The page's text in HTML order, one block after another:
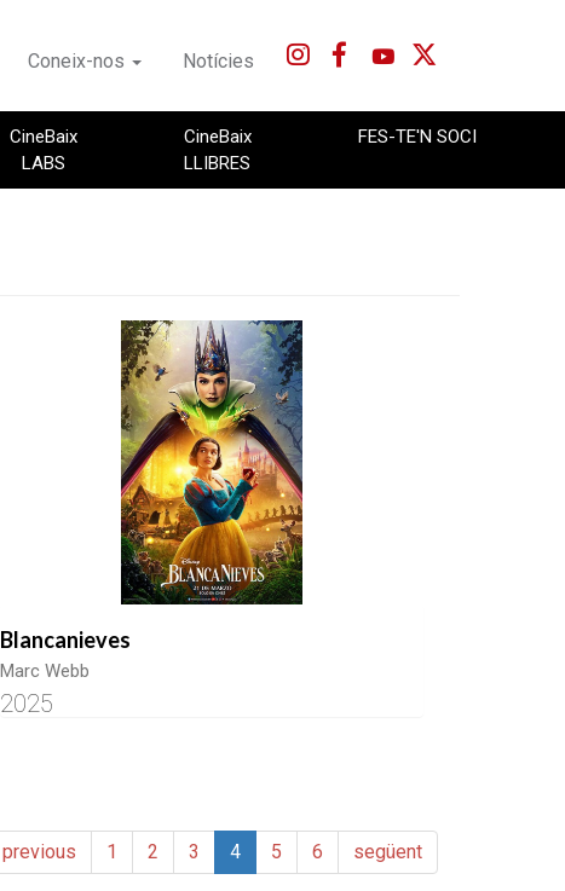
Coneix-nos Notícies
CineBaix
LABS
CineBaix
LLIBRES
FES-TE'N SOCI
Blancanieves
Marc Webb
2025
previous 1 2 3 4 5 6 següent